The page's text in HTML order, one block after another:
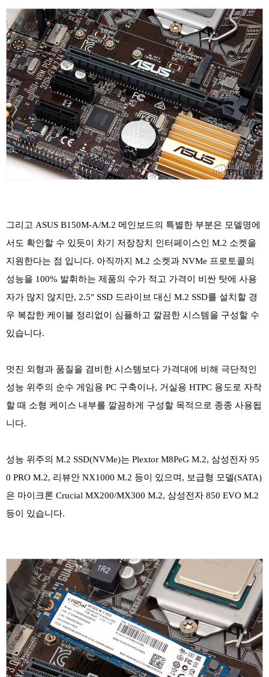
그리고 ASUS B150M-A/M.2 메인보드의 특별한 부분은 모델명에
서도 확인할 수 있듯이 차기 저장장치 인터페이스인 M.2 소켓을
지원한다는 점 입니다. 아직까지 M.2 소켓과 NVMe 프로토콜의
성능을 100% 발휘하는 제품의 수가 적고 가격이 비싼 탓에 사용
자가 많지 않지만, 2.5" SSD 드라이브 대신 M.2 SSD를 설치할 경
우 복잡한 케이블 정리없이 심플하고 깔끔한 시스템을 구성할 수
있습니다.
멋진 외형과 품질을 겸비한 시스템보다 가격대에 비해 극단적인
성능 위주의 순수 게임용 PC 구축이나, 거실용 HTPC 용도로 자작
할 때 소형 케이스 내부를 깔끔하게 구성할 목적으로 종종 사용됩
니다.
성능 위주의 M.2 SSD(NVMe)는 Plextor M8PeG M.2, 삼성전자 95
0 PRO M.2, 리뷰안 NX1000 M.2 등이 있으며, 보급형 모델(SATA)
은 마이크론 Crucial MX200/MX300 M.2, 삼성전자 850 EVO M.2
등이 있습니다.